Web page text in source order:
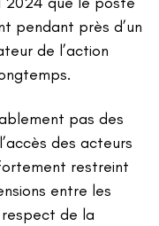
pendant près d’un
de l’action
pas des
des acteurs
restreint
entre les
de la